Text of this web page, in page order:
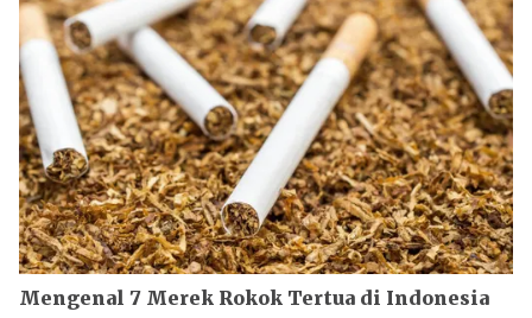
Mengenal 7 Merek Rokok Tertua di Indonesia